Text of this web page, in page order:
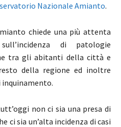
Nazionale Amianto.
chiede una più attenta
di patologie
tra gli abitanti della città e
della regione ed inoltre
inquinamento.
non ci sia una presa di
ci sia un’alta incidenza di casi